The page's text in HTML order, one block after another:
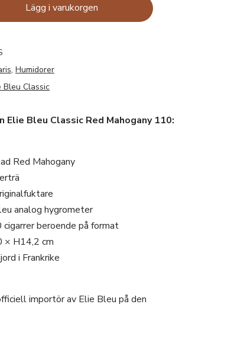
Lägg i varukorgen
, Humidorer
Bleu Classic
Bleu Classic Red Mahogany 110:
Red Mahogany
analog hygrometer
cigarrer beroende på format
× H14,2 cm
i Frankrike
importör av Elie Bleu på den